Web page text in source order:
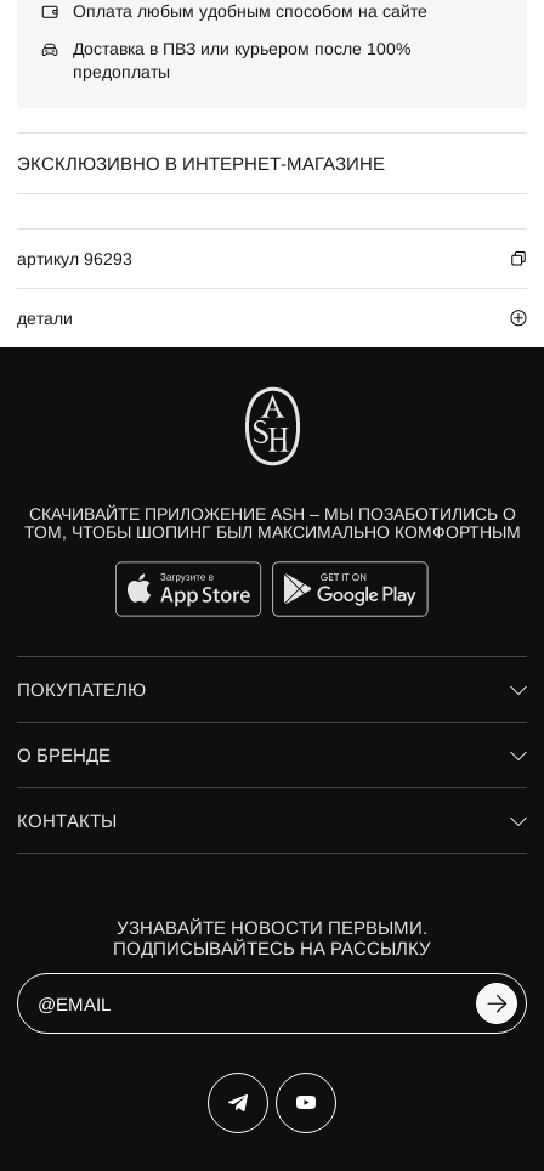
Оплата любым удобным способом на сайте
Доставка в ПВЗ или курьером после 100%
предоплаты
ЭКСКЛЮЗИВНО В ИНТЕРНЕТ-МАГАЗИНЕ
артикул 96293
детали
СКАЧИВАЙТЕ ПРИЛОЖЕНИЕ ASH – МЫ ПОЗАБОТИЛИСЬ О
ТОМ, ЧТОБЫ ШОПИНГ БЫЛ МАКСИМАЛЬНО КОМФОРТНЫМ
ПОКУПАТЕЛЮ
О БРЕНДЕ
КОНТАКТЫ
УЗНАВАЙТЕ НОВОСТИ ПЕРВЫМИ.
ПОДПИСЫВАЙТЕСЬ НА РАССЫЛКУ